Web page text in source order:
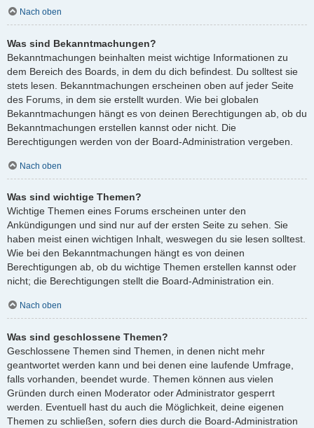
Nach oben
Was sind Bekanntmachungen?
Bekanntmachungen beinhalten meist wichtige Informationen zu
dem Bereich des Boards, in dem du dich befindest. Du solltest sie
stets lesen. Bekanntmachungen erscheinen oben auf jeder Seite
des Forums, in dem sie erstellt wurden. Wie bei globalen
Bekanntmachungen hängt es von deinen Berechtigungen ab, ob du
Bekanntmachungen erstellen kannst oder nicht. Die
Berechtigungen werden von der Board-Administration vergeben.
Nach oben
Was sind wichtige Themen?
Wichtige Themen eines Forums erscheinen unter den
Ankündigungen und sind nur auf der ersten Seite zu sehen. Sie
haben meist einen wichtigen Inhalt, weswegen du sie lesen solltest.
Wie bei den Bekanntmachungen hängt es von deinen
Berechtigungen ab, ob du wichtige Themen erstellen kannst oder
nicht; die Berechtigungen stellt die Board-Administration ein.
Nach oben
Was sind geschlossene Themen?
Geschlossene Themen sind Themen, in denen nicht mehr
geantwortet werden kann und bei denen eine laufende Umfrage,
falls vorhanden, beendet wurde. Themen können aus vielen
Gründen durch einen Moderator oder Administrator gesperrt
werden. Eventuell hast du auch die Möglichkeit, deine eigenen
Themen zu schließen, sofern dies durch die Board-Administration